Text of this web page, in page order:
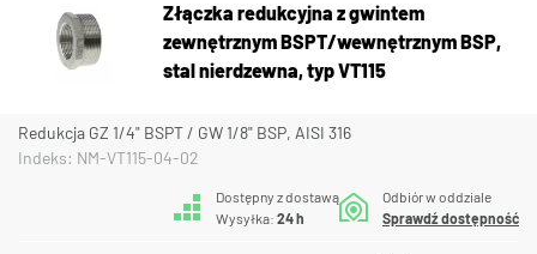
Złączka redukcyjna z gwintem
zewnętrznym BSPT/wewnętrznym BSP,
stal nierdzewna, typ VT115
Redukcja GZ 1/4" BSPT / GW 1/8" BSP, AISI 316
Indeks: NM-VT115-04-02
Dostępny z dostawą
Wysyłka: 24 h
Odbiór w oddziale
Sprawdź dostępność